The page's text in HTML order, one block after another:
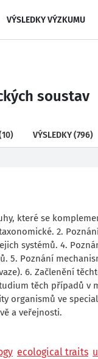
VÝSLEDKY VÝZKUMU
soustav
VÝSLEDKY(796)
které se
2.
systémů. 4.
5. Poznání
6. Začlenění
těch případů v
organismů ve
a veřejnosti.
ecological traits